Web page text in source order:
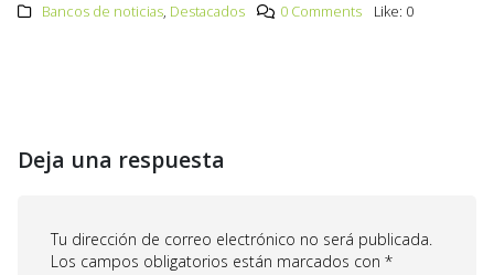
Bancos de noticias, Destacados 0 Comments Like: 0
Deja una respuesta
Tu dirección de correo electrónico no será publicada.
Los campos obligatorios están marcados con *